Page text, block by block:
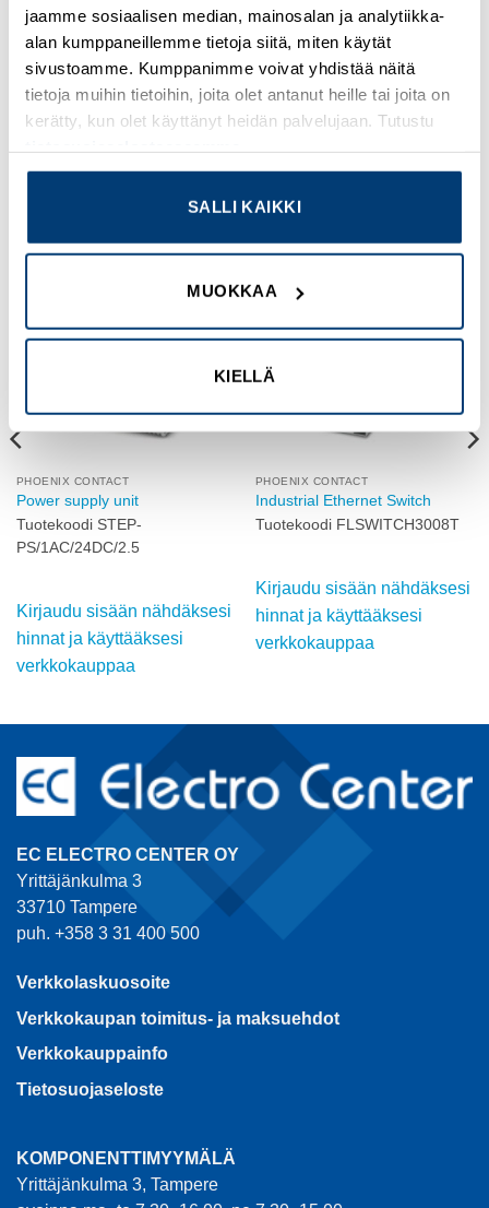
jaamme sosiaalisen median, mainosalan ja analytiikka-
alan kumppaneillemme tietoja siitä, miten käytät
sivustoamme. Kumppanimme voivat yhdistää näitä
tietoja muihin tietoihin, joita olet antanut heille tai joita on
kerätty, kun olet käyttänyt heidän palvelujaan. Tutustu
SALLI KAIKKI
MUOKKAA
KIELLÄ
Lisätietoja tuotteesta
Osasto:Phoenix Contact
Add to
PHOENIX CONTACT
Power supply unit
Tuotekoodi STEP-
PS/1AC/24DC/2.5
Kirjaudu sisään nähdäksesi
hinnat ja käyttääksesi
verkkokauppaa
PHOENIX CONTACT
Industrial Ethernet Switch
Tuotekoodi FLSWITCH3008T
Kirjaudu sisään nähdäksesi
hinnat ja käyttääksesi
verkkokauppaa
EC ELECTRO CENTER OY
Yrittäjänkulma 3
33710 Tampere
puh. +358 3 31 400 500
Verkkolaskuosoite
Verkkokaupan toimitus- ja maksuehdot
Verkkokauppainfo
Tietosuojaseloste
KOMPONENTTIMYYMÄLÄ
Yrittäjänkulma 3, Tampere